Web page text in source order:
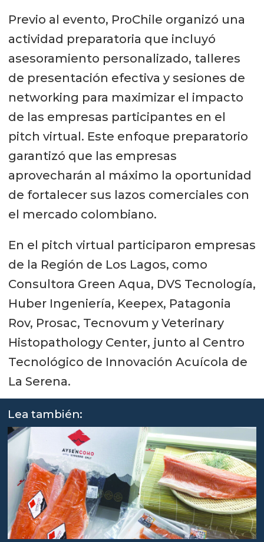
Previo al evento, ProChile organizó una
actividad preparatoria que incluyó
asesoramiento personalizado, talleres
de presentación efectiva y sesiones de
networking para maximizar el impacto
de las empresas participantes en el
pitch virtual. Este enfoque preparatorio
garantizó que las empresas
aprovecharán al máximo la oportunidad
de fortalecer sus lazos comerciales con
el mercado colombiano.
En el pitch virtual participaron empresas
de la Región de Los Lagos, como
Consultora Green Aqua, DVS Tecnología,
Huber Ingeniería, Keepex, Patagonia
Rov, Prosac, Tecnovum y Veterinary
Histopathology Center, junto al Centro
Tecnológico de Innovación Acuícola de
La Serena.
Lea también: